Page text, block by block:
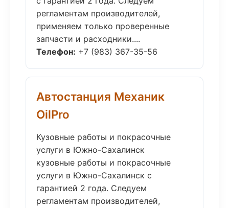
регламентам производителей,
применяем только проверенные
запчасти и расходники....
Телефон: +7 (983) 367-35-56
Автостанция Механик
OilPro
Кузовные работы и покрасочные
услуги в Южно-Сахалинск
кузовные работы и покрасочные
услуги в Южно-Сахалинск с
гарантией 2 года. Следуем
регламентам производителей,